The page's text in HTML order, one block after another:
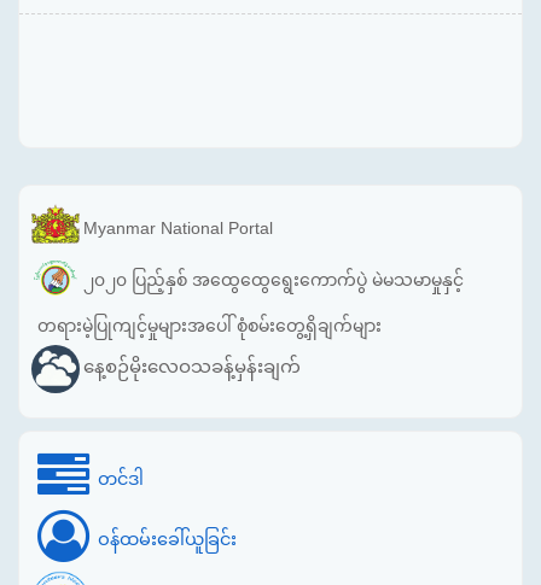
Myanmar National Portal
၂၀၂၀ ပြည့်နှစ် အထွေထွေရွေးကောက်ပွဲ မဲမသမာမှုနှင့်
တရားမဲ့ပြုကျင့်မှုများအပေါ် စုံစမ်းတွေ့ရှိချက်များ
နေ့စဉ်မိုးလေဝသခန့်မှန်းချက်
တင်ဒါ
ဝန်ထမ်းခေါ်ယူခြင်း